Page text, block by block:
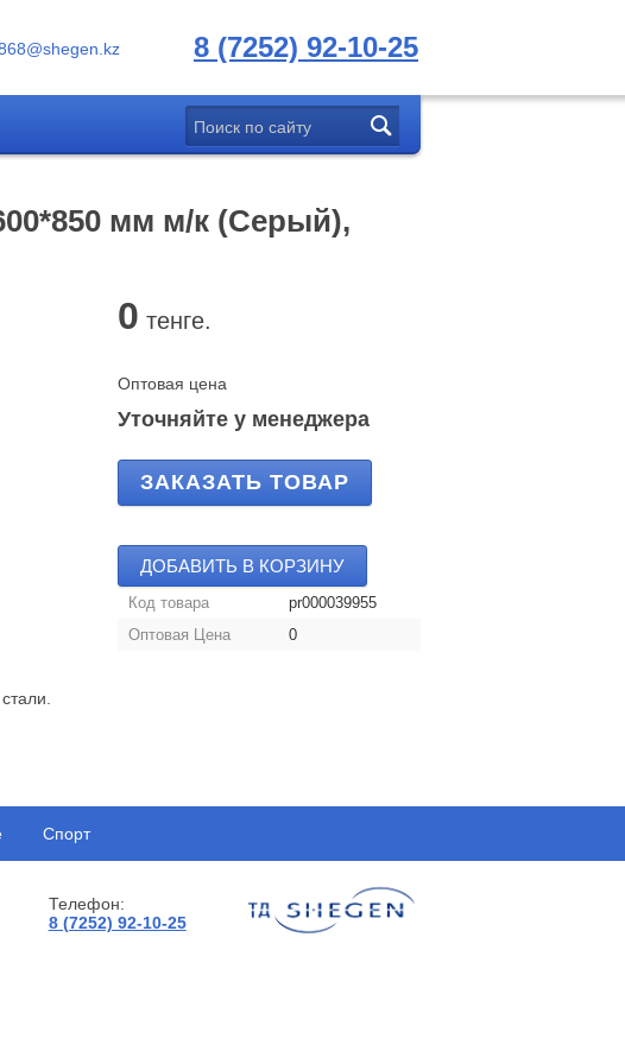
8 (7252) 92-10-25
мм м/к (Серый),
0 тенге.
Оптовая цена
Уточняйте у менеджера
ЗАКАЗАТЬ ТОВАР
ДОБАВИТЬ В КОРЗИНУ
Код товара
pr000039955
Оптовая Цена
0
Спорт
Телефон:
8 (7252) 92-10-25